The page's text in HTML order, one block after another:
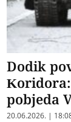
Dodik
pobjeda
20.06.2026. |